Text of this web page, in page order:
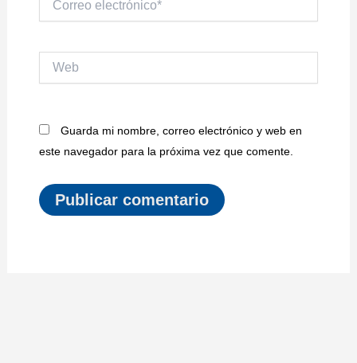
electrónico*
Guarda mi nombre, correo electrónico y web en
este navegador para la próxima vez que comente.